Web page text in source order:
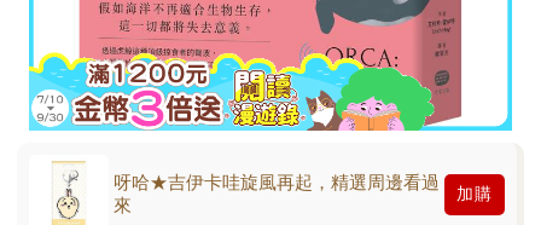
呀哈★吉伊卡哇旋風再起，精選周邊看過
來
加購